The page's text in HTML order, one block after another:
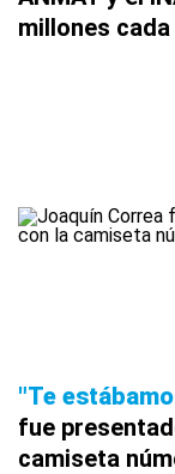
millones cada
"Te
fue
camiseta